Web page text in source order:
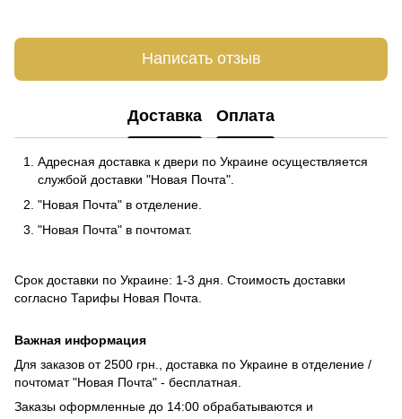
Написать отзыв
Доставка Оплата
Адресная доставка к двери по Украине осуществляется
службой доставки "Новая Почта".
"Новая Почта" в отделение.
"Новая Почта" в почтомат.
Срок доставки по Украине: 1-3 дня. Стоимость доставки
согласно Тарифы Новая Почта
Важная информация
Для заказов от 2500 грн., доставка по Украине в отделение /
почтомат "Новая Почта" - бесплатная.
Заказы оформленные до 14:00 обрабатываются и